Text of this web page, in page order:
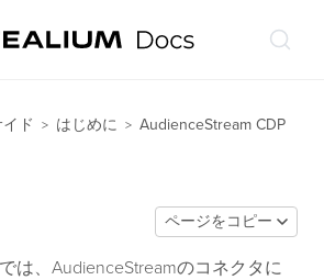
ド > はじめに > AudienceStream CDP
ページをコピー
は、AudienceStreamのコネクタに